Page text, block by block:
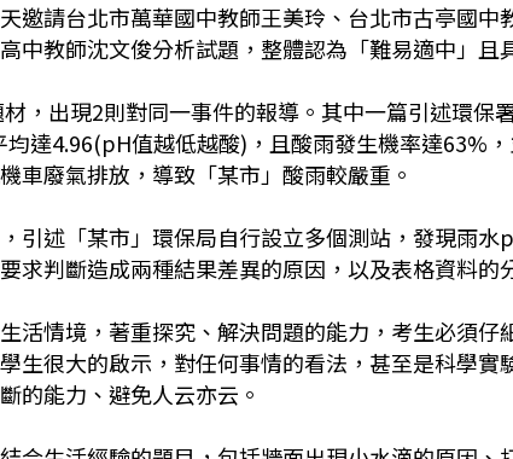
邀請台北市萬華國中教師王美玲、台北市古亭國中
中教師沈文俊分析試題，整體認為「難易適中」且
，出現2則對同一事件的報導。其中一篇引述環保
均達4.96(pH值越低越酸)，且酸雨發生機率達63%
車廢氣排放，導致「某市」酸雨較嚴重。
引述「某市」環保局自行設立多個測站，發現雨水
求判斷造成兩種結果差異的原因，以及表格資料的
活情境，著重探究、解決問題的能力，考生必須仔
生很大的啟示，對任何事情的看法，甚至是科學實
的能力、避免人云亦云。